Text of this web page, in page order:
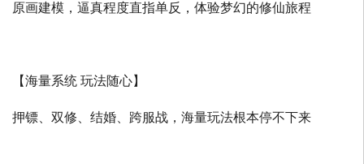
原画建模，逼真程度直指单反，体验梦幻的修仙旅程
【海量系统 玩法随心】
押镖、双修、结婚、跨服战，海量玩法根本停不下来